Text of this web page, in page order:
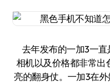
去年发布的一加3一直
相机以及价格都非常出
亮的翻身仗。一加3在